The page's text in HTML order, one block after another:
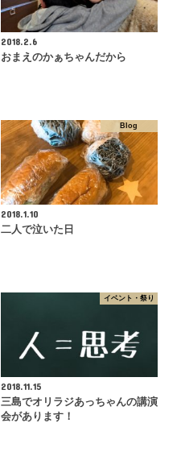
2018.2.6
おまえのかぁちゃんだから
Blog
2018.1.10
二人で泣いた日
イベント・祭り
2018.11.15
三島でオリラジあっちゃんの講演
会があります！